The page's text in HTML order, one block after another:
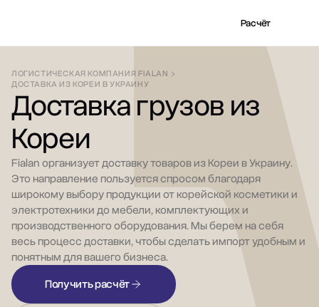
Расчёт
ЛОГИСТИЧЕСКАЯ КОМПАНИЯ FIALAN
ДОСТАВКА ИЗ КОРЕИ В УКРАИНУ
Доставка грузов из
Кореи
Fialan организует доставку товаров из Кореи в Украину.
Это направление пользуется спросом благодаря
широкому выбору продукции от корейской косметики и
электротехники до мебели, комплектующих и
производственного оборудования. Мы берем на себя
весь процесс доставки, чтобы сделать импорт удобным и
понятным для вашего бизнеса.
Получить расчёт